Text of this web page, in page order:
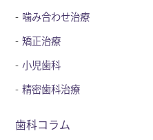
噛み合わせ治療
矯正治療
小児歯科
精密歯科治療
歯科コラム